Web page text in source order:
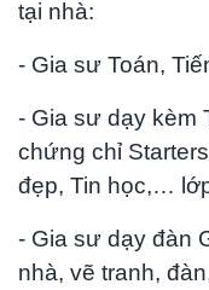
tại nhà:
- Gia sư Toán,
- Gia sư dạy kèm
chứng chỉ
đẹp, Tin học,…
- Gia sư dạy đàn
nhà, vẽ tranh,